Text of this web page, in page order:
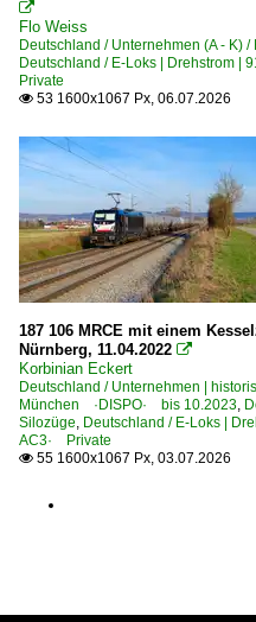
203 'nord' (Berlin–)
205 'nord' (Berlin–)
208 'west' Berlin
210 (Halle–)
219 Halle –
250 Dessau –
254 (Magdeburg–)
Strecke 6080
Strecke 6115
Strecke 6126

Flo Weiss
Deutschland / Unternehmen (A - K)
Deutschland / E-Loks | Drehstrom
Private
 53 1600x1067 Px, 06.07.2026
187 106 MRCE mit einem
Nürnberg, 11.04.2022 
Korbinian Eckert
Deutschland / Unternehmen |
München ·DISPO· bis 10.2023,
Silozüge, Deutschland / E-Loks |
AC3· Private
 55 1600x1067 Px, 03.07.2026